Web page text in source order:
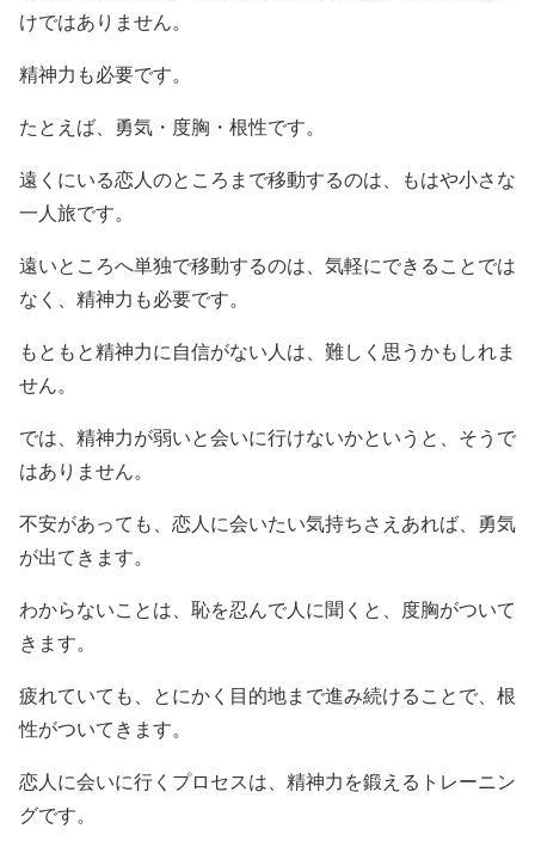
けではありません。
精神力も必要です。
たとえば、勇気・度胸・根性です。
遠くにいる恋人のところまで移動するのは、もはや小さな
一人旅です。
遠いところへ単独で移動するのは、気軽にできることでは
なく、精神力も必要です。
もともと精神力に自信がない人は、難しく思うかもしれま
せん。
では、精神力が弱いと会いに行けないかというと、そうで
はありません。
不安があっても、恋人に会いたい気持ちさえあれば、勇気
が出てきます。
わからないことは、恥を忍んで人に聞くと、度胸がついて
きます。
疲れていても、とにかく目的地まで進み続けることで、根
性がついてきます。
恋人に会いに行くプロセスは、精神力を鍛えるトレーニン
グです。